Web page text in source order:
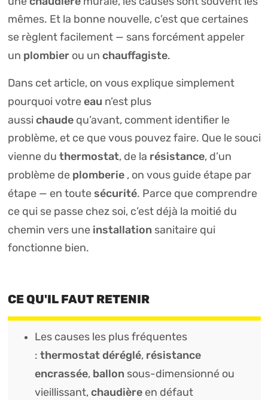
mêmes. Et la bonne nouvelle, c’est que certaines
se règlent facilement — sans forcément appeler
un plombierou un chauffagiste.
Dans cet article, on vous explique simplement
pourquoi votreeau n’est plus
aussi chaudequ’avant, comment identifier le
problème, et ce que vous pouvez faire. Que le souci
vienne du thermostat, de la résistance, d’un
problème de plomberie, on vous guide étape par
étape — en toute sécurité. Parce que comprendre
ce qui se passe chez soi, c’est déjà la moitié du
chemin vers une installationsanitaire qui
fonctionne bien.
CE QU'IL FAUT RETENIR
Les causes les plus fréquentes
: thermostat déréglé, résistance
encrassée, ballonsous-dimensionné ou
vieillissant,chaudièreen défaut